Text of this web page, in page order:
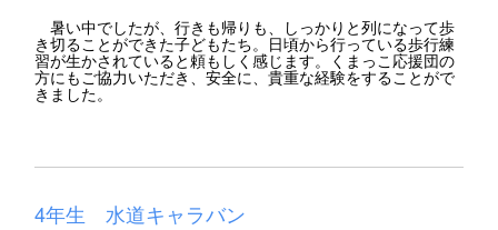
暑い中でしたが、行きも帰りも、しっかりと列になって歩
き切ることができた子どもたち。日頃から行っている歩行練
習が生かされていると頼もしく感じます。くまっこ応援団の
方にもご協力いただき、安全に、貴重な経験をすることがで
きました。
4年生 水道キャラバン